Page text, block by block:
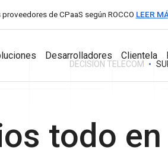
de CPaaS según ROCCO LEER
para Socios
Desarrolladores
Desarrolladores
Clientela
DECISION TELECOM
todo